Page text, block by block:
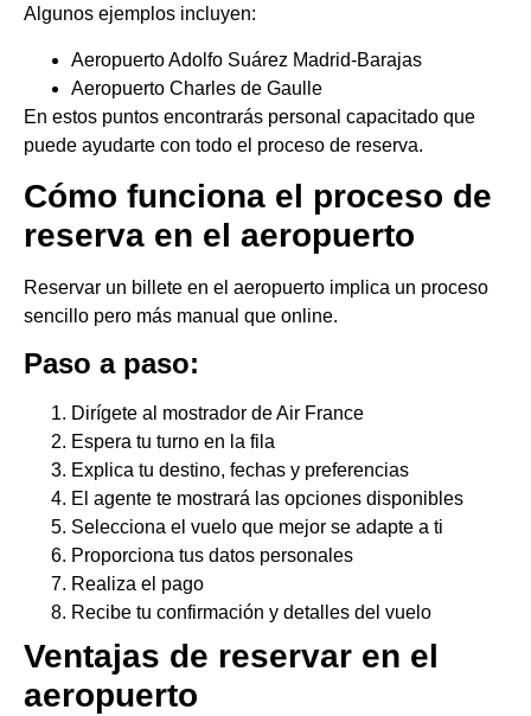
Algunos ejemplos incluyen:
Aeropuerto Adolfo Suárez Madrid-Barajas
Aeropuerto Charles de Gaulle
En estos puntos encontrarás personal capacitado que
puede ayudarte con todo el proceso de reserva.
Cómo funciona el proceso de
reserva en el aeropuerto
Reservar un billete en el aeropuerto implica un proceso
sencillo pero más manual que online.
Paso a paso:
Dirígete al mostrador de Air France
Espera tu turno en la fila
Explica tu destino, fechas y preferencias
El agente te mostrará las opciones disponibles
Selecciona el vuelo que mejor se adapte a ti
Proporciona tus datos personales
Realiza el pago
Recibe tu confirmación y detalles del vuelo
Ventajas de reservar en el
aeropuerto